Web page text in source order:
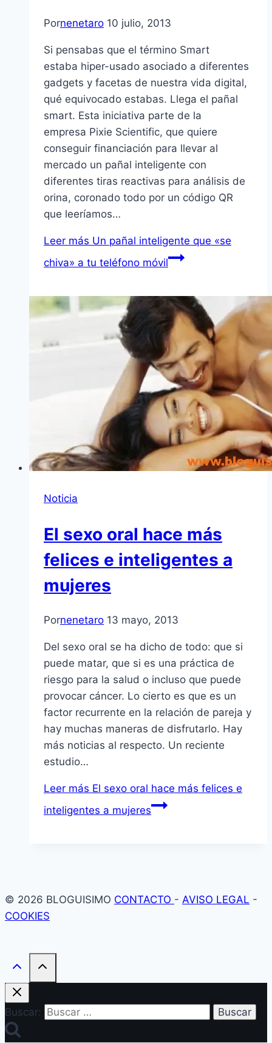
Pornenetaro 10 julio, 2013
Si pensabas que el término Smart
estaba hiper-usado asociado a diferentes
gadgets y facetas de nuestra vida digital,
qué equivocado estabas. Llega el pañal
smart. Esta iniciativa parte de la
empresa Pixie Scientific, que quiere
conseguir financiación para llevar al
mercado un pañal inteligente con
diferentes tiras reactivas para análisis de
orina, coronado todo por un código QR
que leeríamos…
Leer más Un pañal inteligente que «se
chiva» a tu teléfono móvil
Noticia
El sexo oral hace más
felices e inteligentes a
mujeres
Pornenetaro 13 mayo, 2013
Del sexo oral se ha dicho de todo: que si
puede matar, que si es una práctica de
riesgo para la salud o incluso que puede
provocar cáncer. Lo cierto es que es un
factor recurrente en la relación de pareja y
hay muchas maneras de disfrutarlo. Hay
más noticias al respecto. Un reciente
estudio…
Leer más El sexo oral hace más felices e
inteligentes a mujeres
© 2026 BLOGUISIMO CONTACTO - AVISO LEGAL -
COOKIES
Buscar: